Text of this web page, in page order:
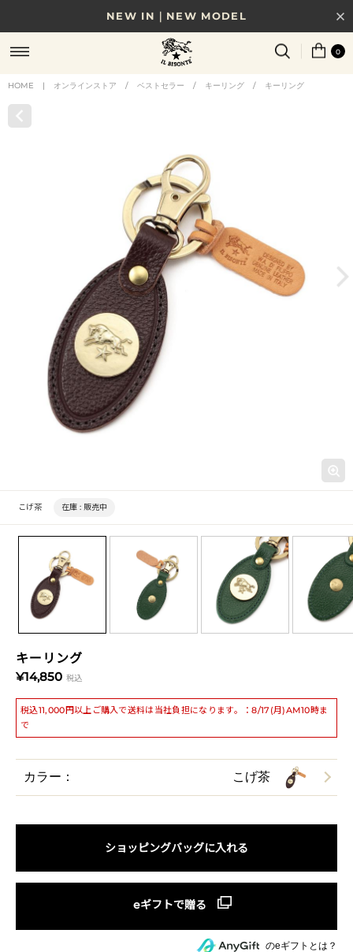
NEW IN｜NEW MODEL
8/17(月)10時まで｜税込11,000円以上で送料無料
贈る相手やシーンから選べる、新しいギフトガイド
0
HOME | オンラインストア / ベストセラー / キーリング / キーリング
キーリング
¥14,850 税込
税込11,000円以上ご購入で送料は当社負担になります。：8/17(月)AM10時ま
で
こげ茶 在庫 : 販売中
カラー： こげ茶
ショッピングバッグに入れる
のeギフトとは？